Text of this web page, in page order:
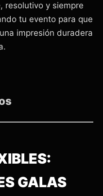
resolutivo y siempre
tu evento para que
impresión duradera
GALAS